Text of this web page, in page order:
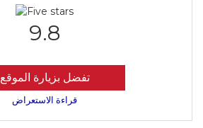
9.8
تفضل بزيارة الموقع
قراءة الاستعراض